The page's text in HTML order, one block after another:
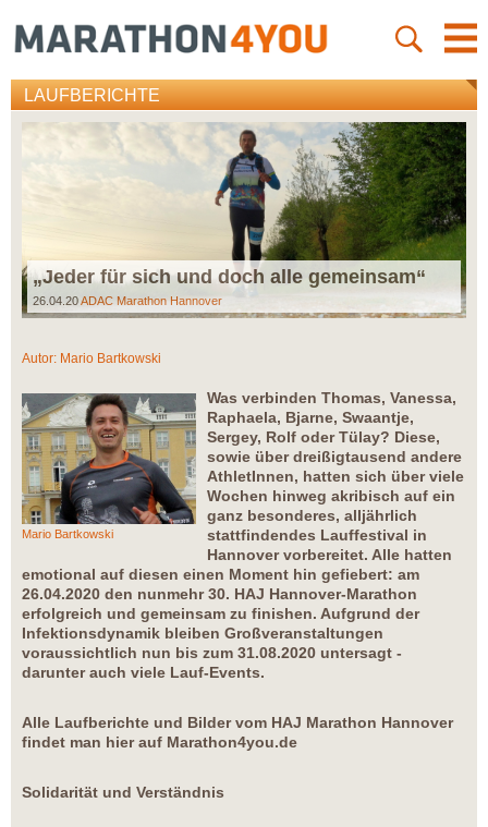
LAUFBERICHTE
„Jeder für sich und doch alle gemeinsam“
26.04.20ADAC Marathon Hannover
Autor: Mario Bartkowski
Mario Bartkowski
Was verbinden Thomas, Vanessa,
Raphaela, Bjarne, Swaantje,
Sergey, Rolf oder Tülay? Diese,
sowie über dreißigtausend andere
AthletInnen, hatten sich über viele
Wochen hinweg akribisch auf ein
ganz besonderes, alljährlich
stattfindendes Lauffestival in
Hannover vorbereitet. Alle hatten
emotional auf diesen einen Moment hin gefiebert: am
26.04.2020 den nunmehr 30. HAJ Hannover-Marathon
erfolgreich und gemeinsam zu finishen. Aufgrund der
Infektionsdynamik bleiben Großveranstaltungen
voraussichtlich nun bis zum 31.08.2020 untersagt -
darunter auch viele Lauf-Events.
Alle Laufberichte und Bilder vom HAJ Marathon Hannover
findet man hier auf Marathon4you.de
Solidarität und Verständnis